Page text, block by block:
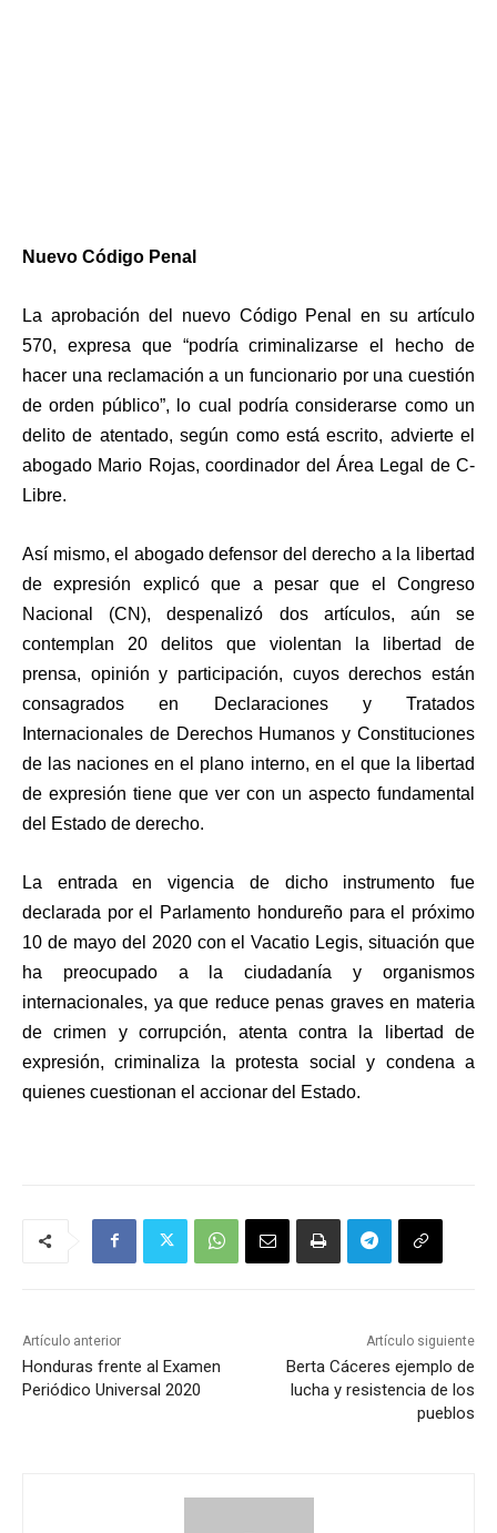
Nuevo Código Penal
La aprobación del nuevo Código Penal en su artículo
570, expresa que “podría criminalizarse el hecho de
hacer una reclamación a un funcionario por una cuestión
de orden público”, lo cual podría considerarse como un
delito de atentado, según como está escrito, advierte el
abogado Mario Rojas, coordinador del Área Legal de C-
Libre.
Así mismo, el abogado defensor del derecho a la libertad
de expresión explicó que a pesar que el Congreso
Nacional (CN), despenalizó dos artículos, aún se
contemplan 20 delitos que violentan la libertad de
prensa, opinión y participación, cuyos derechos están
consagrados en Declaraciones y Tratados
Internacionales de Derechos Humanos y Constituciones
de las naciones en el plano interno, en el que la libertad
de expresión tiene que ver con un aspecto fundamental
del Estado de derecho.
La entrada en vigencia de dicho instrumento fue
declarada por el Parlamento hondureño para el próximo
10 de mayo del 2020 con el Vacatio Legis, situación que
ha preocupado a la ciudadanía y organismos
internacionales, ya que reduce penas graves en materia
de crimen y corrupción, atenta contra la libertad de
expresión, criminaliza la protesta social y condena a
quienes cuestionan el accionar del Estado.
Artículo anterior
Honduras frente al Examen
Periódico Universal 2020
Artículo siguiente
Berta Cáceres ejemplo de
lucha y resistencia de los
pueblos